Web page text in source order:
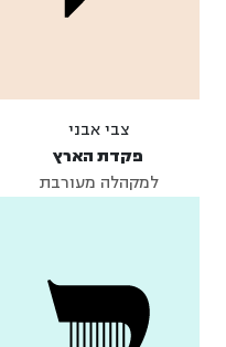
צבי אבני
פקדת הארץ
למקהלה מעורבת